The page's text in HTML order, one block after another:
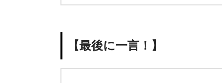
【最後に一言！】